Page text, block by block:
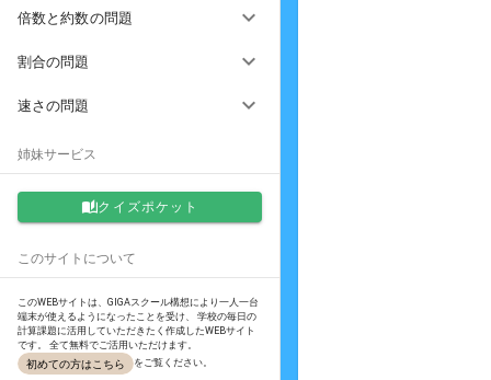
倍数と約数の問題
割合の問題
速さの問題
姉妹サービス
クイズポケット
このサイトについて
このWEBサイトは、GIGAスクール構想により一人一台
端末が使えるようになったことを受け、 学校の毎日の
計算課題に活用していただきたく作成したWEBサイト
です。 全て無料でご活用いただけます。
初めての方はこちら をご覧ください。